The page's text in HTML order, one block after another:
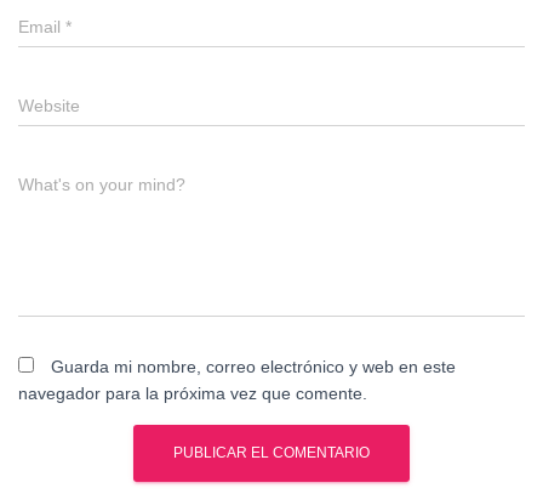
Email *
Website
What's on your mind?
Guarda mi nombre, correo electrónico y web en este
navegador para la próxima vez que comente.